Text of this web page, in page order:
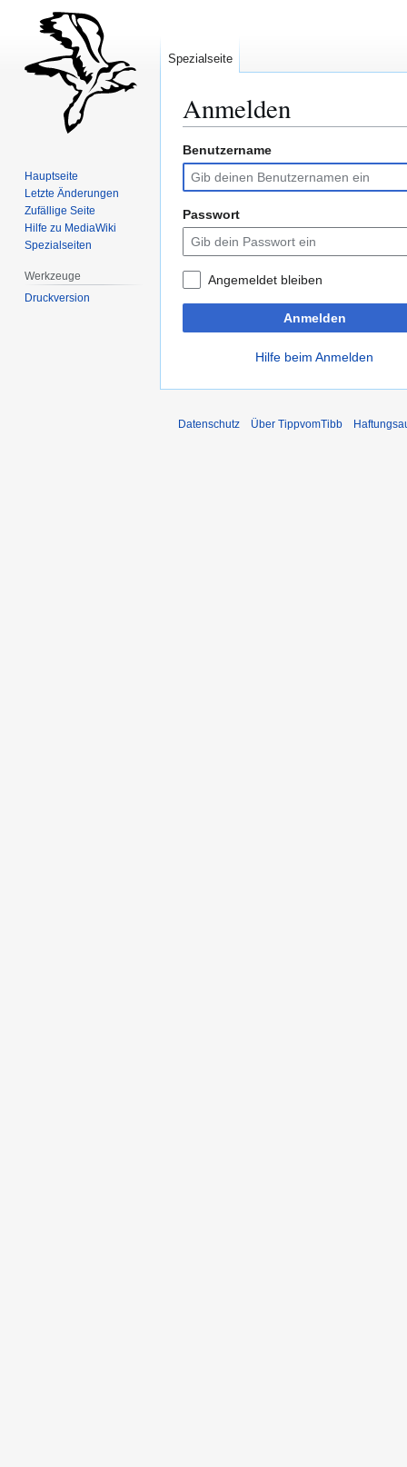
Anmelden
Zur
Navigation
springen
Zur
Suche
springen
Benutzername
Passwort
Angemeldet bleiben
Anmelden
Hilfe beim Anmelden
Spezialseite
Hauptseite
Letzte Änderungen
Zufällige Seite
Hilfe zu MediaWiki
Spezialseiten
Werkzeuge
Druckversion
Datenschutz Über TippvomTibb